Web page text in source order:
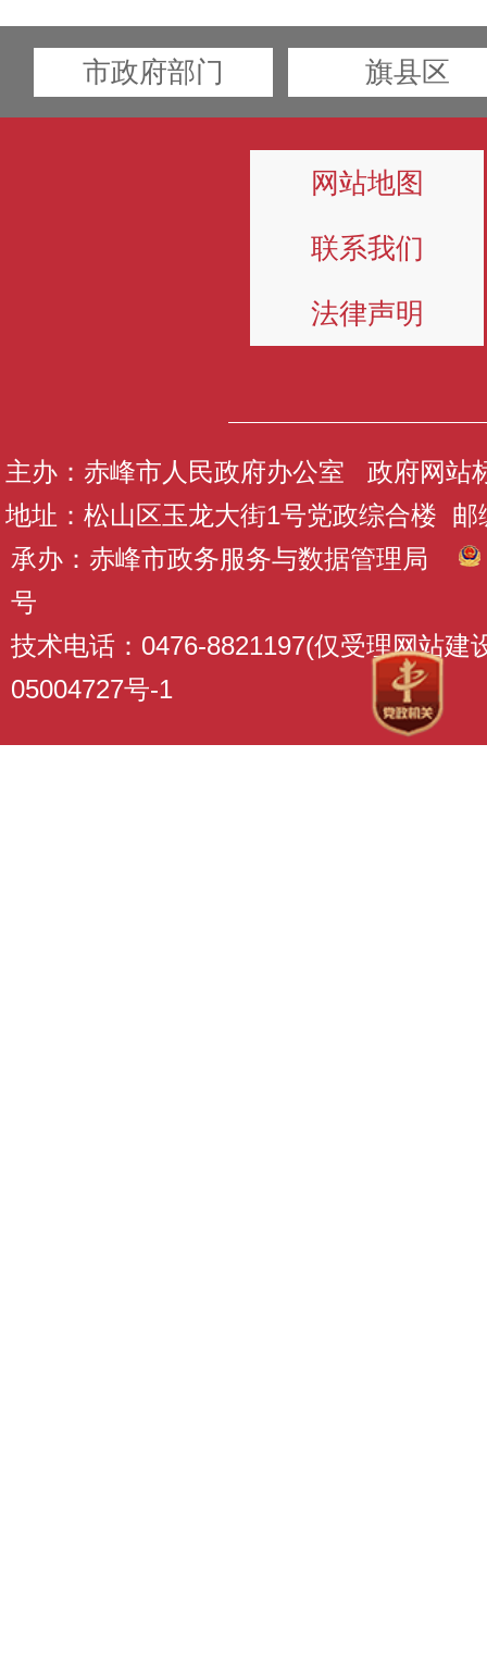
市政府部门 旗县区
网站地图
联系我们
法律声明
主办：赤峰市人民政府办公室 政府网站
地址：松山区玉龙大街1号党政综合楼 邮
承办：赤峰市政务服务与数据管理局
号
技术电话：0476-8821197(仅受理网站建
05004727号-1